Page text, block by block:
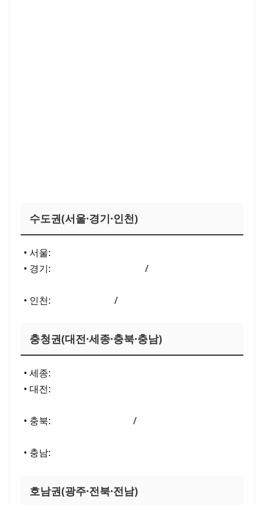
수도권(서울·경기·인천)
• 서울:
• 경기:
/
• 인천:
/
충청권(대전·세종·충북·충남)
• 세종:
• 대전:
• 충북:
/
• 충남:
호남권(광주·전북·전남)